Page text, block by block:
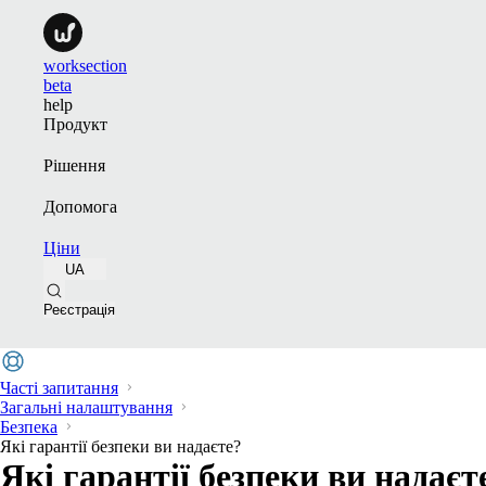
worksection
beta
help
Продукт
Рішення
Допомога
Ціни
UA
Реєстрація
Часті запитання
Загальні налаштування
Безпека
Які гарантії безпеки ви надаєте?
Які гарантії безпеки ви